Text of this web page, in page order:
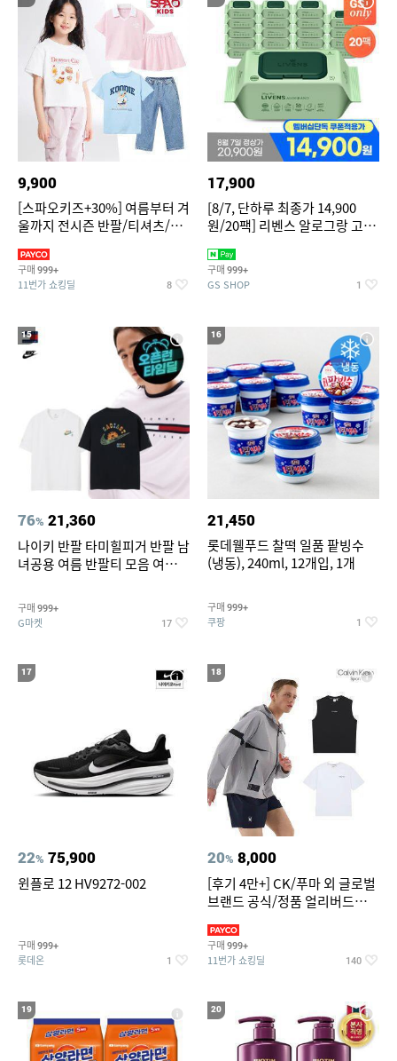
9,900
[스파오키즈+30%] 여름부터 겨
울까지 전시즌 반팔/티셔츠/셋
구매 999+
11번가 쇼킹딜 8
17,900
[8/7, 단하루 최종가 14,900
원/20팩] 리벤스 알로그랑 고평
구매 999+
GS SHOP 1
15
76% 21,360
나이키 반팔 타미힐피거 반팔 남
녀공용 여름 반팔티 모음 여름
구매 999+
G마켓 17
16
21,450
롯데웰푸드 찰떡 일품 팥빙수
(냉동), 240ml, 12개입, 1개
구매 999+
쿠팡 1
17
22% 75,900
윈플로 12 HV9272-002
구매 999+
롯데온 1
18
20% 8,000
[후기 4만+] CK/푸마 외 글로벌
브랜드 공식/정품 얼리버드
구매 999+
11번가 쇼킹딜 140
19 20